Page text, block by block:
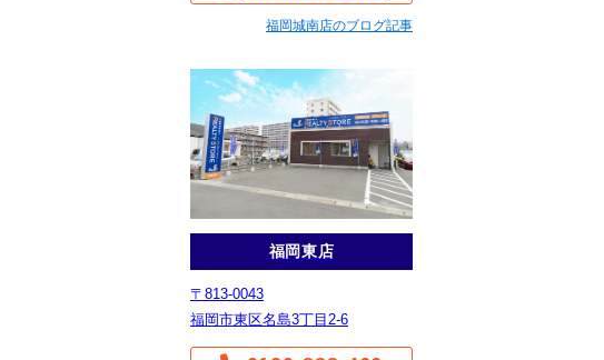
福岡城南店のブログ記事
福岡東店
〒813-0043
福岡市東区名島3丁目2-6